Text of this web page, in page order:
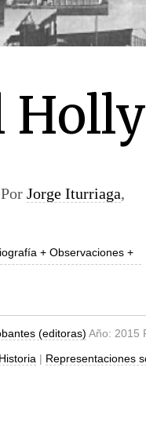
Por Jorge Iturriaga,
+ Observaciones +
(editoras) Año: 2015
Historia | Representaciones